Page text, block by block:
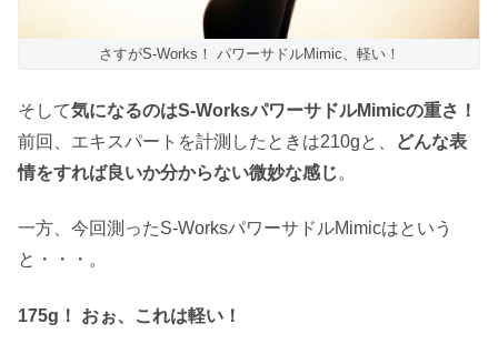
さすがS-Works！ パワーサドルMimic、軽い！
そして気になるのはS-WorksパワーサドルMimicの重さ！
前回、エキスパートを計測したときは210gと、
どんな表
情をすれば良いか分からない微妙な感じ。
一方、今回測ったS-WorksパワーサドルMimicはという
と・・・。
175g！ おぉ、これは軽い！